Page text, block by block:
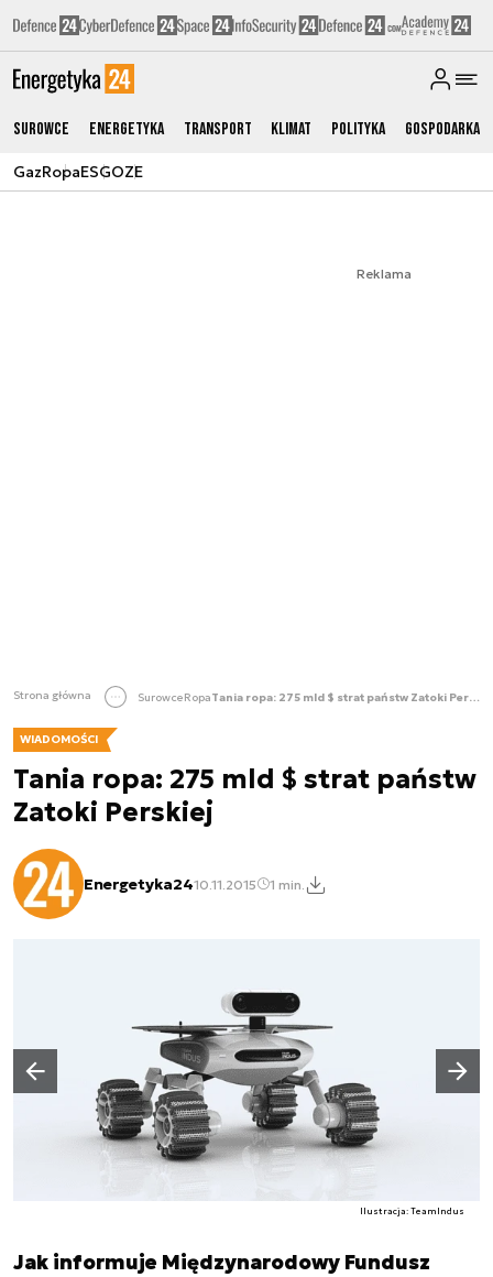
Surowce Energetyka Transport Klimat Polityka Gospodarka
GazRopaESGOZE
Reklama
Strona główna SurowceRopa Tania ropa: 275 mld $ strat państw Zatoki Perskiej
WIADOMOŚCI
Tania ropa: 275 mld $ strat państw
Zatoki Perskiej
Energetyka2410.11.2015 1 min.
Ilustracja: TeamIndus
Poprzedni slajd
Następny slajd
Jak informuje Międzynarodowy Fundusz